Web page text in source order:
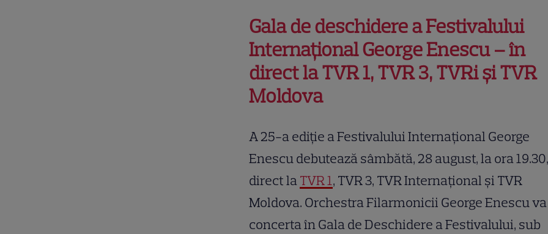
Gala de deschidere a Festivalului
Internaţional George Enescu – în
direct la TVR 1, TVR 3, TVRi şi TVR
Moldova
A 25-a ediţie a Festivalului Internaţional George
Enescu debutează sâmbătă, 28 august, la ora
direct laTVR 1, TVR 3, TVR Internaţional şi TVR
Moldova. Orchestra Filarmonicii George Enescu va
concerta în Gala de Deschidere a Festivalului, sub